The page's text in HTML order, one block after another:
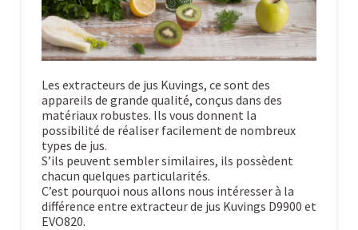
Les extracteurs de jus Kuvings, ce sont des
appareils de grande qualité, conçus dans des
matériaux robustes. Ils vous donnent la
possibilité de réaliser facilement de nombreux
types de jus.
S’ils peuvent sembler similaires, ils possèdent
chacun quelques particularités.
C’est pourquoi nous allons nous intéresser à la
différence entre extracteur de jus Kuvings D9900 et
EVO820.